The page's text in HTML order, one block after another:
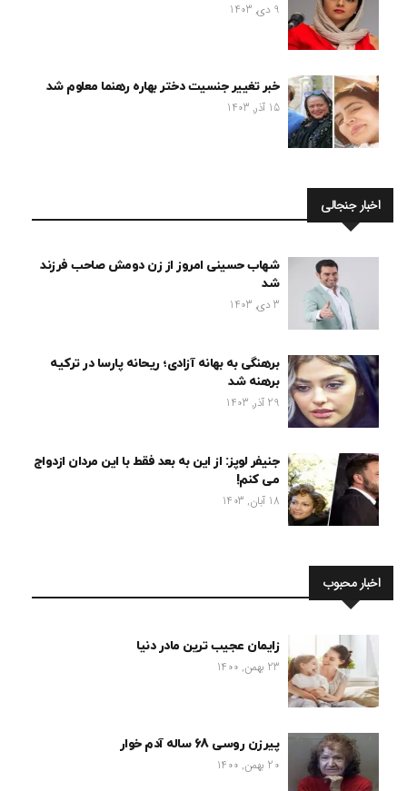
9 دی, 1403
خبر تغییر جنسیت دختر بهاره رهنما معلوم شد
15 آذر, 1403
اخبار جنجالی
شهاب حسینی امروز از زن دومش صاحب فرزند
شد
3 دی, 1403
برهنگی به بهانه آزادی؛ ریحانه پارسا در ترکیه
برهنه شد
29 آذر, 1403
جنیفر لوپز: از این به بعد فقط با این مردان ازدواج
می کنم!
18 آبان, 1403
اخبار محبوب
زایمان عجیب ترین مادر دنیا
23 بهمن, 1400
پیرزن روسی 68 ساله آدم خوار
20 بهمن, 1400